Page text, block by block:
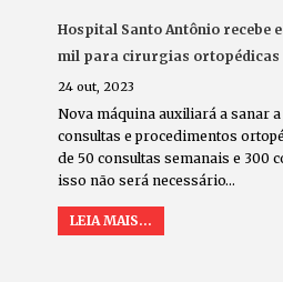
Hospital Santo Antônio recebe
mil para cirurgias ortopédicas
24 out, 2023
Nova máquina auxiliará a sanar
consultas e procedimentos
de 50 consultas semanais e 300
isso não será necessário…
LEIA MAIS...